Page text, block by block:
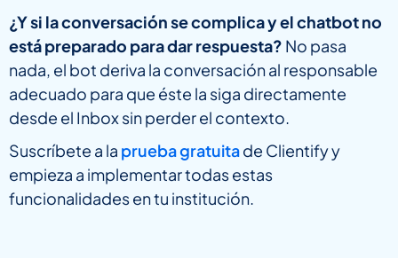
¿Y si la conversación se complica y el chatbot no
está preparado para dar respuesta? No pasa
nada, el bot deriva la conversación al responsable
adecuado para que éste la siga directamente
desde el Inbox sin perder el contexto.
Suscríbete a la prueba gratuitade Clientify y
empieza a implementar todas estas
funcionalidades en tu institución.